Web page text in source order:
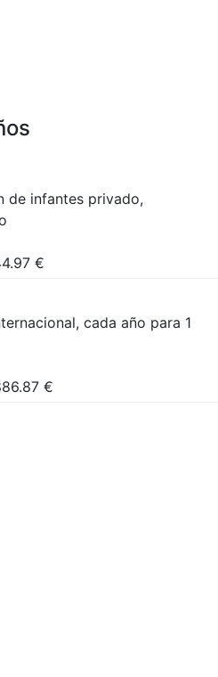
de infantes privado,
€
cada año para 1
€